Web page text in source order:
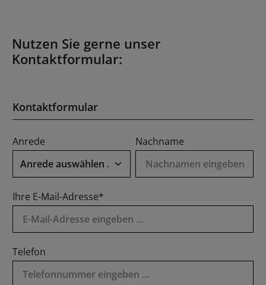
Nutzen Sie gerne unser
Kontaktformular:
Kontaktformular
Anrede Nachname
Ihre E-Mail-Adresse*
Telefon